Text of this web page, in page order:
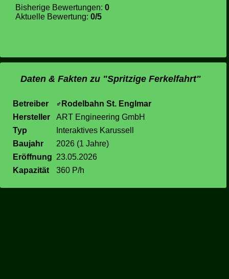
Bisherige Bewertungen: 0
Aktuelle Bewertung: 0/5
Daten & Fakten zu "Spritzige Ferkelfahrt"
Betreiber
Rodelbahn St. Englmar
Hersteller
ART Engineering GmbH
Typ
Interaktives Karussell
Baujahr
2026 (1 Jahre)
Eröffnung 23.05.2026
Kapazität
360 P/h